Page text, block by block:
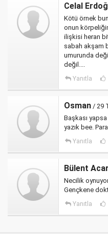
Celal
Kötü örnek
onun
ilişkisi heran
sabah akşam
umurunda
değil....
Yanıtla
Osman / 29
Başkası yapsa
yazık bee.
Yanıtla
Bülent Acar
Necilik
Gençkene
Yanıtla